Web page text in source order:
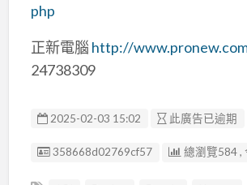
php
正新電腦 http://
24738309
2025-02-03 15:02 此廣告已逾期
廣告编號
358668d02769cf57 總瀏覽584 ,